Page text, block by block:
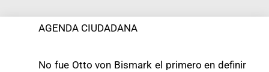
AGENDA CIUDADANA
No fue Otto von Bismark el primero en definir